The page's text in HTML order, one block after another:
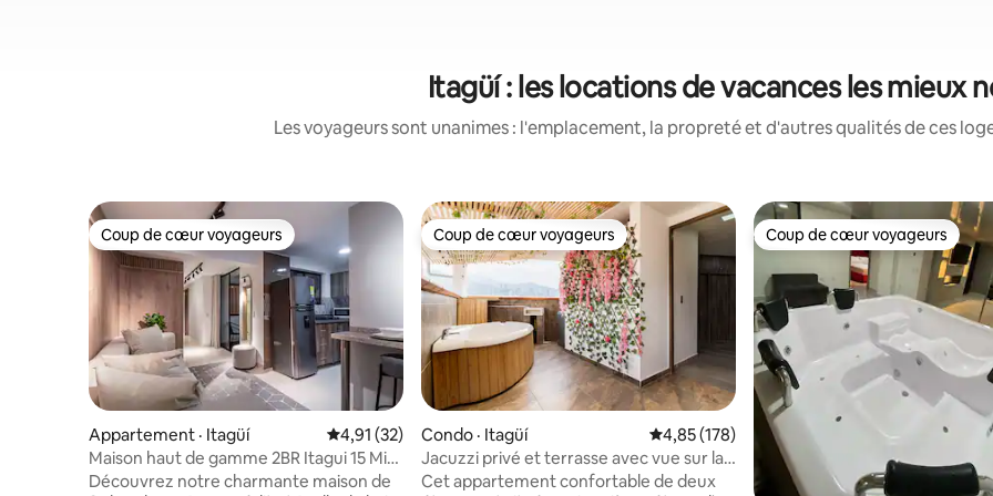
Itagüí : les locations de vacances les mieux
Les voyageurs sont unanimes : l'emplacement, la propreté et d'autres qualités de ces
Coup de cœur voyageurs
Coup de cœur voyageurs
Appartement · Itagüí Note moyenne de 4,91 sur 5, 32 commentaires
4,91 (32)
Maison haut de gamme 2BR Itagui 15 Min
de Poblado avec climatisation
Découvrez notre charmante maison de
Coup de cœur voyageurs
Coup de cœur voyageurs
Condo · Itagüí Note moyenne de 4,85 sur 5, 178
4,85 (178)
Jacuzzi privé et terrasse avec vue sur la
ville
Cet appartement confortable de deux
Coup de cœur voyageurs
Coup de cœur voyageurs